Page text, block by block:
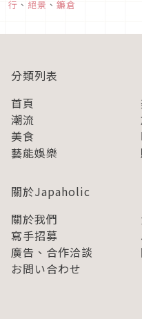
3個路線。■離鐮倉車站超近
行 、 絕景 、 鐮倉
分類列表
首頁
潮流
美食
藝能娛樂
關於Japaholic
關於我們
寫手招募
廣告、合作洽談
お問い合わせ